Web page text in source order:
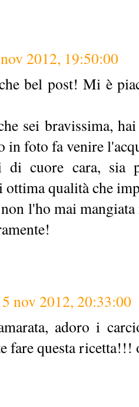
2012, 19:50:00
bel post! Mi è
sei bravissima,
in foto fa venire
di cuore cara,
qualità che
non l'ho mai
nov 2012, 20:33:00
adoro i
fare questa